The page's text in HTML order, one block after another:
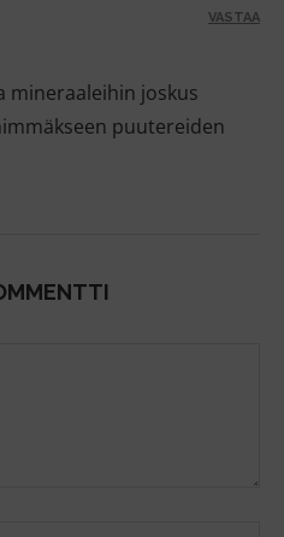
mineraaleihin joskus
puutereiden
VASTAA